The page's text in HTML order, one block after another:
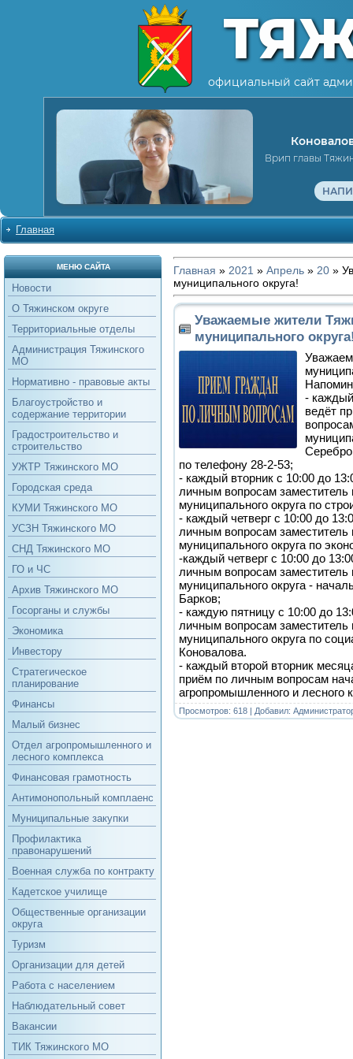
официальный сайт
Врип главы
Главная
МЕНЮ САЙТА
Новости
О Тяжинском округе
Территориальные отделы
Администрация Тяжинского
МО
Нормативно - правовые акты
Благоустройство и
содержание территории
Градостроительство и
строительство
УЖТР Тяжинского МО
Городская среда
КУМИ Тяжинского МО
УСЗН Тяжинского МО
СНД Тяжинского МО
ГО и ЧС
Архив Тяжинского МО
Госорганы и службы
Экономика
Инвестору
Стратегическое
планирование
Финансы
Малый бизнес
Отдел агропромышленного и
лесного комплекса
Финансовая грамотность
Антимонопольный комплаенс
Муниципальные закупки
Профилактика
правонарушений
Военная служба по контракту
Кадетское училище
Общественные организации
округа
Туризм
Организации для детей
Работа с населением
Наблюдательный совет
Вакансии
ТИК Тяжинского МО
Главная » 2021 » Апрель » 20 »
муниципального округа!
Уважаемые жители
муниципального
-
ведёт
по телефону 28-2-53;
- каждый вторник с 10:00 до
личным вопросам заместитель
муниципального округа по
- каждый четверг с 10:00 до
личным вопросам заместитель
муниципального округа по
-каждый четверг с 10:00 до
личным вопросам заместитель
муниципального округа -
Барков;
- каждую пятницу с 10:00 до
личным вопросам заместитель
муниципального округа по
Коновалова.
- каждый второй вторник
приём по личным вопросам
агропромышленного и лесного
Просмотров: 618 | Добавил: